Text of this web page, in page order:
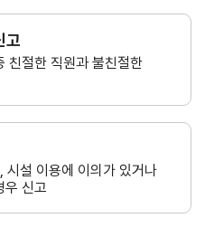
고
친절한 직원과불친절한
시설 이용에 이의가 있거나
우 신고